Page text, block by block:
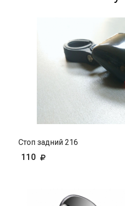
Стоп задний 216
110